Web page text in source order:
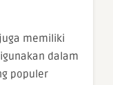
memiliki
dalam
populer